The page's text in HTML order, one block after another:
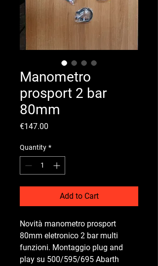
Manometro
prosport 2 bar
80mm
€147.00
Quantity *
Add to Cart
Novità manometro prosport
80mm eletronico 2 bar multi
funzioni. Montaggio plug and
play su 500/595/695 Abarth